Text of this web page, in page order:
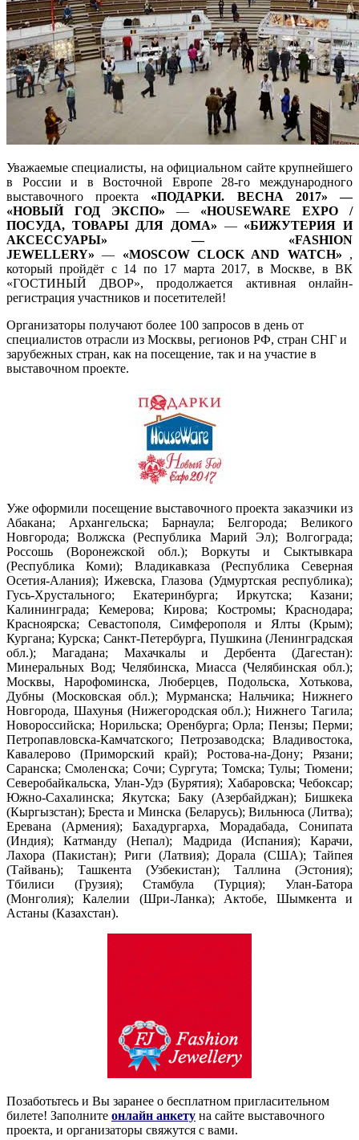
Уважаемые специалисты, на официальном сайте крупнейшего
в России и в Восточной Европе 28-го международного
выставочного проекта «ПОДАРКИ. ВЕСНА 2017» —
«НОВЫЙ ГОД ЭКСПО» — «HOUSEWARE EXPO /
ПОСУДА, ТОВАРЫ ДЛЯ ДОМА» — «БИЖУТЕРИЯ И
АКСЕССУАРЫ» — «FASHION
JEWELLERY»— «MOSCOW CLOCK AND WATCH» ,
который пройдёт с 14 по 17 марта 2017, в Москве, в ВК
«ГОСТИНЫЙ ДВОР», продолжается активная онлайн-
регистрация участников и посетителей!
Организаторы получают более 100 запросов в день от
специалистов отрасли из Москвы, регионов РФ, стран СНГ и
зарубежных стран, как на посещение, так и на участие в
выставочном проекте.
Уже оформили посещение выставочного проекта заказчики из
Абакана; Архангельска; Барнаула; Белгорода; Великого
Новгорода; Волжска (Республика Марий Эл); Волгограда;
Россошь (Воронежской обл.); Воркуты и Сыктывкара
(Республика Коми); Владикавказа (Республика Северная
Осетия-Алания); Ижевска, Глазова (Удмуртская республика);
Гусь-Хрустального; Екатеринбурга; Иркутска; Казани;
Калининграда; Кемерова; Кирова; Костромы; Краснодара;
Красноярска; Севастополя, Симферополя и Ялты (Крым);
Кургана; Курска; Санкт-Петербурга, Пушкина (Ленинградская
обл.); Магадана; Махачкалы и Дербента (Дагестан):
Минеральных Вод; Челябинска, Миасса (Челябинская обл.);
Москвы, Нарофоминска, Люберцев, Подольска, Хотькова,
Дубны (Московская обл.); Мурманска; Нальчика; Нижнего
Новгорода, Шахунья (Нижегородская обл.); Нижнего Тагила;
Новороссийска; Норильска; Оренбурга; Орла; Пензы; Перми;
Петропавловска-Камчатского; Петрозаводска; Владивостока,
Кавалерово (Приморский край); Ростова-на-Дону; Рязани;
Саранска; Смоленска; Сочи; Сургута; Томска; Тулы; Тюмени;
Северобайкальска, Улан-Удэ (Бурятия); Хабаровска; Чебоксар;
Южно-Сахалинска; Якутска; Баку (Азербайджан); Бишкека
(Кыргызстан); Бреста и Минска (Беларусь); Вильнюса (Литва);
Еревана (Армения); Бахадургарха, Морадабада, Сонипата
(Индия); Катманду (Непал); Мадрида (Испания); Карачи,
Лахора (Пакистан); Риги (Латвия); Дорала (США); Тайпея
(Тайвань); Ташкента (Узбекистан); Таллина (Эстония);
Тбилиси (Грузия); Стамбула (Турция); Улан-Батора
(Монголия); Калелии (Шри-Ланка); Актобе, Шымкента и
Астаны (Казахстан).
Позаботьтесь и Вы заранее о бесплатном пригласительном
билете! Заполните онлайн анкету на сайте выставочного
проекта, и организаторы свяжутся с вами.